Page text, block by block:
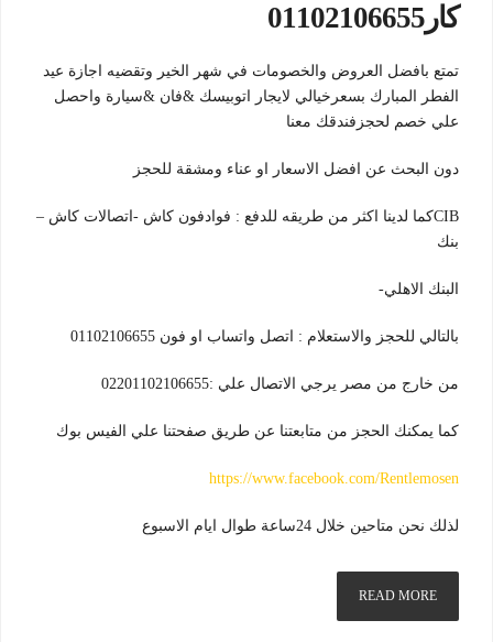
كار01102106655
تمتع بافضل العروض والخصومات في شهر الخير وتقضيه اجازة عيد
الفطر المبارك بسعرخيالي لايجار اتوبيسك &فان &سيارة واحصل
علي خصم لحجزفندقك معنا
دون البحث عن افضل الاسعار او عناء ومشقة للحجز
CIBكما لدينا اكثر من طريقه للدفع : فوادفون كاش -اتصالات كاش –
بنك
البنك الاهلي-
بالتالي للحجز والاستعلام : اتصل واتساب او فون 01102106655
من خارج من مصر يرجي الاتصال علي :02201102106655
كما يمكنك الحجز من متابعتنا عن طريق صفحتنا علي الفيس بوك
https://www.facebook.com/Rentlemosen
لذلك نحن متاحين خلال 24ساعة طوال ايام الاسبوع
READ MORE